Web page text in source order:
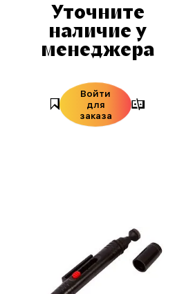
Уточните
наличие у
менеджера
Войти
для
заказа